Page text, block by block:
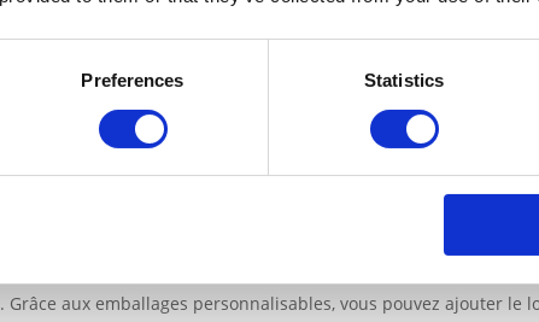
Preferences Statistics
de votre emballage, vous pouvez vous assurer que votre
Mais pourquoi se contenter d’un simple emballage de
personnalisables peuvent également être utilisés pour
aux perceuses à colonne et aux scies. Et le meilleur ?
à la forme et à la taille uniques de votre équipement.
à la protection maximale.
de la marque
aux emballages personnalisables, vous pouvez ajouter le